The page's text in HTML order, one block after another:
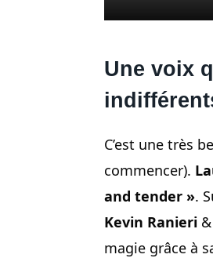
Une voix
C’est une très
commencer).
and tender ».
Kevin Ranieri
magie grâce à